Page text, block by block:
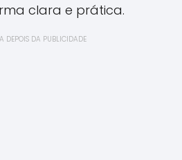
clara e prática.
DEPOIS DA PUBLICIDADE